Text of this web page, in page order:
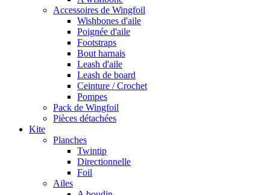
Accessoires de Wingfoil
Wishbones d'aile
Poignée d'aile
Footstraps
Bout harnais
Leash d'aile
Leash de board
Ceinture / Crochet
Pompes
Pack de Wingfoil
Pièces détachées
Kite
Planches
Twintip
Directionnelle
Foil
Ailes